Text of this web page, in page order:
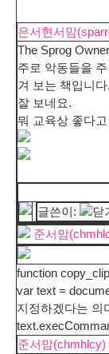
은서현서맘
The Sprog
주로 악동들을
겨 보는 책입니
잘 보네요.
뭐 교육상 좋다
글쓴이:
준서맘
function
var text =
지정하겠다는 의
준서맘(chmhlcy)